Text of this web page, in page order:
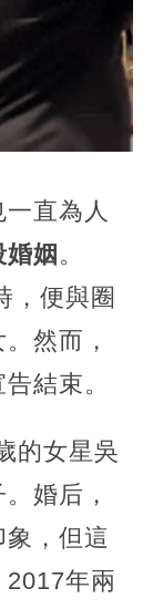
直為人
婚姻 。
，便與圈
然而，
告結束。
的女星吳
婚后，
，但這
年兩